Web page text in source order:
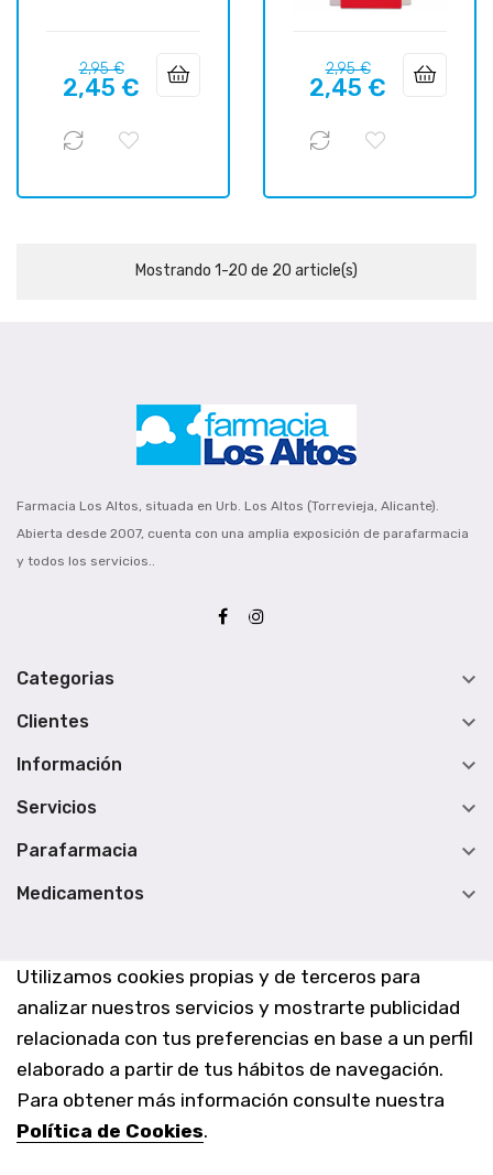
Utilizamos cookies propias y de terceros para
analizar nuestros servicios y mostrarte publicidad
relacionada con tus preferencias en base a un perfil
elaborado a partir de tus hábitos de navegación.
Para obtener más información consulte nuestra
Política de Cookies.
Precio
regular
2,95 €Precio
2,45 €
Precio
regular
2,95 €Precio
2,45 €
Mostrando 1-20 de 20 article(s)
Farmacia Los Altos, situada en Urb. Los Altos (Torrevieja, Alicante).
Abierta desde 2007, cuenta con una amplia exposición de parafarmacia
y todos los servicios..
Categorias 
Clientes 
Información 
Servicios 
Parafarmacia 
Medicamentos 